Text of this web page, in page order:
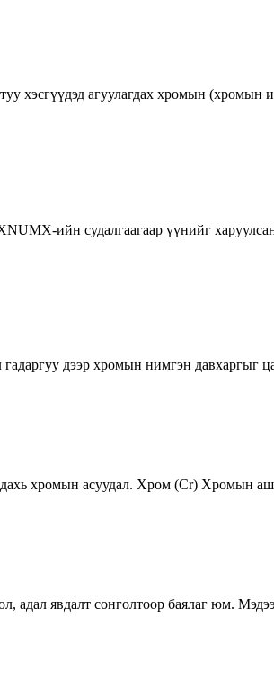
хэсгүүдэд агуулагдах хромын (хромын
ийн судалгаагаар үүнийг
дээр хромын нимгэн давхаргыг
хромын асуудал. Хром (Cr) Хромын
адал явдалт сонголтоор баялаг юм.